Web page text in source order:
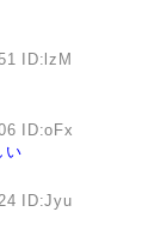
ID:lzM
ID:oFx
い
ID:Jyu